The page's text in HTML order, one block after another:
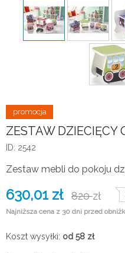
ZESTAW DZIECIĘCY
ID: 2542
Zestaw mebli do pokoju
630,01 zł 820zł
Najniższa cena z 30 dni przed
Koszt wysyłki: od 58 zł